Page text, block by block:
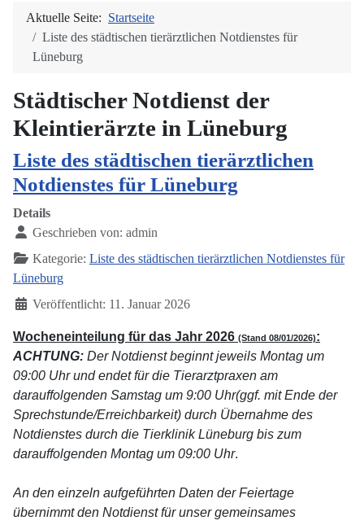
Aktuelle Seite: Startseite
Liste des städtischen tierärztlichen Notdienstes für
Lüneburg
Städtischer Notdienst der
Kleintierärzte in Lüneburg
Liste des städtischen tierärztlichen
Notdienstes für Lüneburg
Details
Geschrieben von: admin
Kategorie: Liste des städtischen tierärztlichen Notdienstes für
Lüneburg
Veröffentlicht: 11. Januar 2026
Wocheneinteilung für das Jahr 2026 (Stand 08/01/2026):
ACHTUNG: Der Notdienst beginnt jeweils Montag um
09:00 Uhr und endet für die Tierarztpraxen am
darauffolgenden Samstag um 9:00 Uhr(ggf. mit Ende der
Sprechstunde/Erreichbarkeit) durch Übernahme des
Notdienstes durch die Tierklinik Lüneburg bis zum
darauffolgenden Montag um 09:00 Uhr.
An den einzeln aufgeführten Daten der Feiertage
übernimmt den Notdienst für unser gemeinsames